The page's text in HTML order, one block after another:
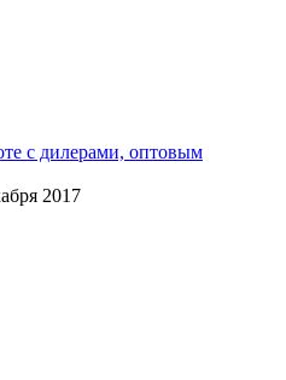
с дилерами, оптовым
2017